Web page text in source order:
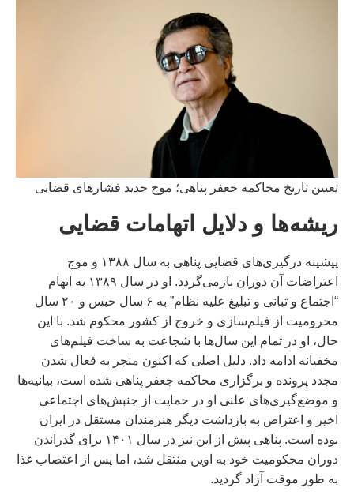
تعیین تاریخ محاکمه جعفر پناهی؛ موج جدید فشارهای قضایی
ریشه‌ها و دلایل اتهامات قضایی
پیشینه درگیری‌های قضایی پناهی به سال ۱۳۸۸ و موج
اعتراضات آن دوران بازمی‌گردد. او در سال ۱۳۸۹ به اتهام
“اجتماع و تبانی و تبلیغ علیه نظام” به ۶ سال حبس و ۲۰ سال
محرومیت از فیلم‌سازی و خروج از کشور محکوم شد. با این
حال، او در تمام این سال‌ها با شجاعت به ساخت فیلم‌های
مخفیانه ادامه داد. دلیل اصلی که اکنون منجر به فعال شدن
مجدد پرونده و برگزاری محاکمه جعفر پناهی شده است، بیانیه‌ها
و موضع‌گیری‌های علنی او در حمایت از جنبش‌های اجتماعی
اخیر و اعتراض به بازداشت دیگر هنرمندان مستقل در ایران
بوده است. پناهی پیش از این نیز در سال ۱۴۰۱ برای گذراندن
دوران محکومیت خود به اوین منتقل شد، اما پس از اعتصاب غذا
به طور موقت آزاد گردید.